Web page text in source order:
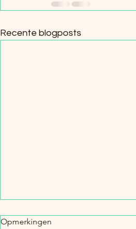
Recente blogposts
Meniscusoperatie? Herstel
Opmerkingen